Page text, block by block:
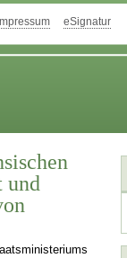
Impressum eSignatur
und